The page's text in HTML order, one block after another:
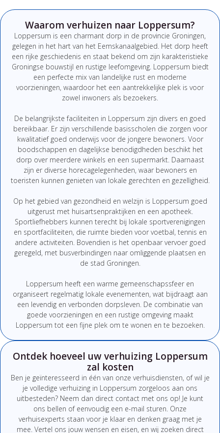
Waarom verhuizen naar Loppersum?
Loppersum is een charmant dorp in de provincie Groningen,
gelegen in het hart van het Eemskanaalgebied. Het dorp heeft
een rijke geschiedenis en staat bekend om zijn karakteristieke
Groningse bouwstijl en rustige leefomgeving. Loppersum biedt
een perfecte mix van landelijke rust en moderne
voorzieningen, waardoor het een aantrekkelijke plek is voor
zowel inwoners als bezoekers.
De belangrijkste faciliteiten in Loppersum zijn divers en goed
bereikbaar. Er zijn verschillende basisscholen die zorgen voor
kwalitatief goed onderwijs voor de jongere bewoners. Voor
boodschappen en dagelijkse benodigdheden beschikt het
dorp over meerdere winkels en een supermarkt. Daarnaast
zijn er diverse horecagelegenheden, waar bewoners en
toeristen kunnen genieten van lokale gerechten en gezelligheid.
Op het gebied van gezondheid en welzijn is Loppersum goed
uitgerust met huisartsenpraktijken en een apotheek.
Sportliefhebbers kunnen terecht bij lokale sportverenigingen
en sportfaciliteiten, die ruimte bieden voor voetbal, tennis en
andere activiteiten. Bovendien is het openbaar vervoer goed
geregeld, met busverbindingen naar omliggende plaatsen en
de stad Groningen.
Loppersum heeft een warme gemeenschapssfeer en
organiseert regelmatig lokale evenementen, wat bijdraagt aan
een levendig en verbonden dorpsleven. De combinatie van
goede voorzieningen en een rustige omgeving maakt
Loppersum tot een fijne plek om te wonen en te bezoeken.
Ontdek hoeveel uw verhuizing Loppersum
zal kosten
Ben je geïnteresseerd in één van onze verhuisdiensten, ofwil je
je volledige verhuizing in Loppersum zorgeloos aan ons
uitbesteden? Neem dan direct contact met ons op! Je kunt
ons bellen of eenvoudig een e-mail sturen. Onze
verhuisexperts staan voor je klaar en denken graag met je
mee. Vertel ons jouw wensen en eisen, en wij zoeken direct